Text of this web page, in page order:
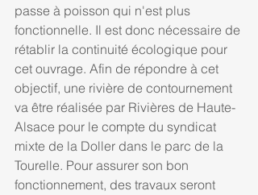
passe à poisson qui n'est plus
fonctionnelle. Il est donc nécessaire de
rétablir la continuité écologique pour
cet ouvrage. Afin de répondre à cet
objectif, une rivière de contournement
va être réalisée par Rivières de Haute-
Alsace pour le compte du syndicat
mixte de la Doller dans le parc de la
Tourelle. Pour assurer son bon
fonctionnement, des travaux seront